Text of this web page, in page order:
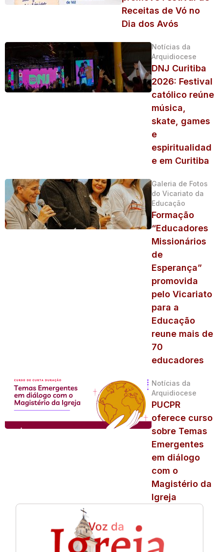
Receitas de Vó no
Dia dos Avós
Notícias da
Arquidiocese
DNJ Curitiba
2026: Festival
católico reúne
música,
skate, games
e
espiritualidad
e em Curitiba
Galeria de Fotos
do Vicariato da
Educação
Formação
“Educadores
Missionários
de
Esperança”
promovida
pelo Vicariato
para a
Educação
reune mais de
70
educadores
Notícias da
Arquidiocese
PUCPR
oferece curso
sobre Temas
Emergentes
em diálogo
com o
Magistério da
Igreja